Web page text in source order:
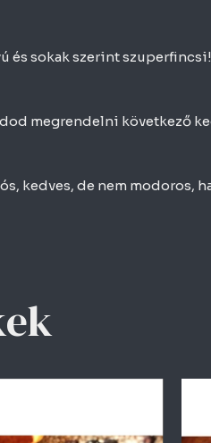
és sokak szerint
megrendelni következő
kedves, de nem modoros,